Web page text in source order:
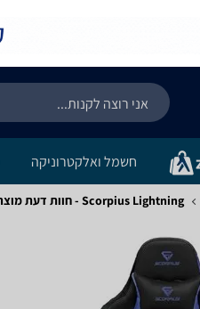
חשמל ואלקטרוניקה
Scorpius Lightning - חוות דעת מוצר